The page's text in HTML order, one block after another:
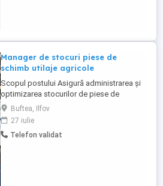
Manager de stocuri piese de
schimb utilaje agricole
Scopul postului Asigură administrarea și
optimizarea stocurilor de piese de
schimb, astfel încât activitatea de service
să se desfășoare fără întreruperi,
menținând în același timp un nivel optim al
capitalului blocat în stocuri.
Buftea, Ilfov
27 iulie
Telefon validat